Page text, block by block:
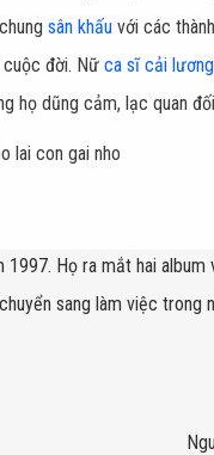
sân khấu với các
đời. Nữ ca sĩ cải lương
họ dũng cảm, lạc quan
Họ ra mắt hai
sang làm việc trong
Powered by